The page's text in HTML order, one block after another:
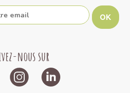
OK
nous sur